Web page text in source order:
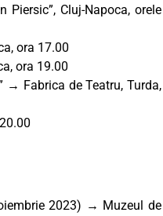
Piersic”, Cluj-Napoca, orele
ora 17.00
ora 19.00
→ Fabrica de Teatru, Turda,
2023) → Muzeul de